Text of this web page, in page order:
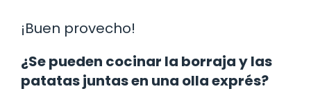
¡Buen provecho!
¿Se pueden cocinar la borraja y las
patatas juntas en una olla exprés?